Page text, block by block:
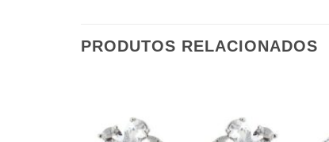
PRODUTOS RELACIONADOS